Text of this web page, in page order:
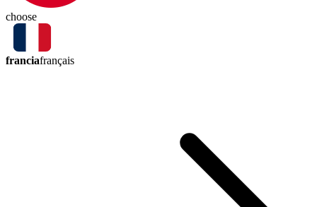
choose
franciafrançais